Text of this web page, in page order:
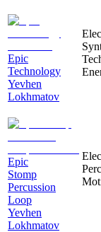
Epic
Technology
Yevhen
Lokhmatov
Epic
Stomp
Percussion
Loop
Yevhen
Lokhmatov